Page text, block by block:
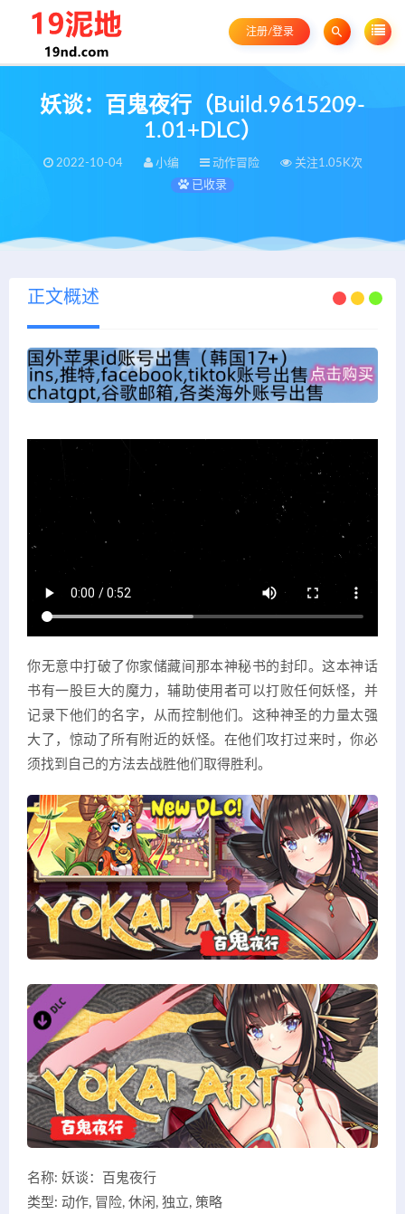
注册/登录
妖谈：百鬼夜行（Build.9615209-
1.01+DLC）
2022-10-04 小编 动作冒险
关注1.05K次
已收录
正文概述
你无意中打破了你家储藏间那本神秘书的封印。这本神话
书有一股巨大的魔力，辅助使用者可以打败任何妖怪，并
记录下他们的名字，从而控制他们。这种神圣的力量太强
大了，惊动了所有附近的妖怪。在他们攻打过来时，你必
须找到自己的方法去战胜他们取得胜利。
名称: 妖谈：百鬼夜行
类型: 动作, 冒险, 休闲, 独立, 策略